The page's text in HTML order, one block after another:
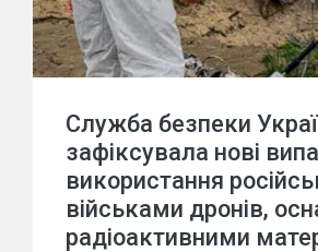
Служба безпеки
зафіксувала нові
використання
військами дронів,
радіоактивними